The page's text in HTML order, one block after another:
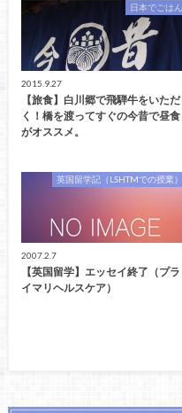
日本でごはん
2015.9.27
【旅食】白川郷で飛騨牛をいただ
く！橋を渡ってすぐの今昔で昼食
がオススメ。
英国留学記（LSHTMでの授業）
2007.2.7
【英国留学】エッセイ終了（プラ
イマリヘルスケア）